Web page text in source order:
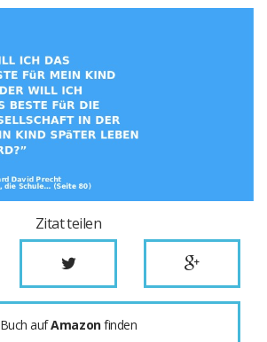
Zitat teilen
Buch aufAmazonfinden